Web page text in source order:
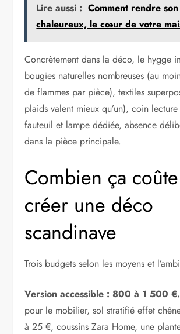
Lire aussi : Comment rendre
chaleureux, le cœur de votre
Concrètement dans la déco, le hygge
bougies naturelles nombreuses (au
de flammes par pièce), textiles
plaids valent mieux qu’un), coin
fauteuil et lampe dédiée, absence
dans la pièce principale.
Combien ça
créer une déco
scandinave
Trois budgets selon les moyens et
Version accessible : 800 à 1 500 €.
pour le mobilier, sol stratifié effet
à 25 €, coussins Zara Home, une